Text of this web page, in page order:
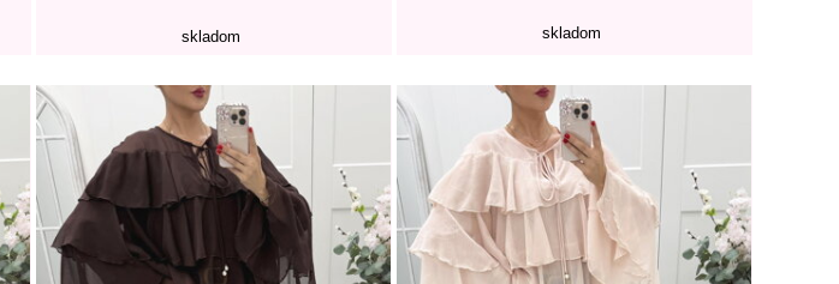
skladom skladom